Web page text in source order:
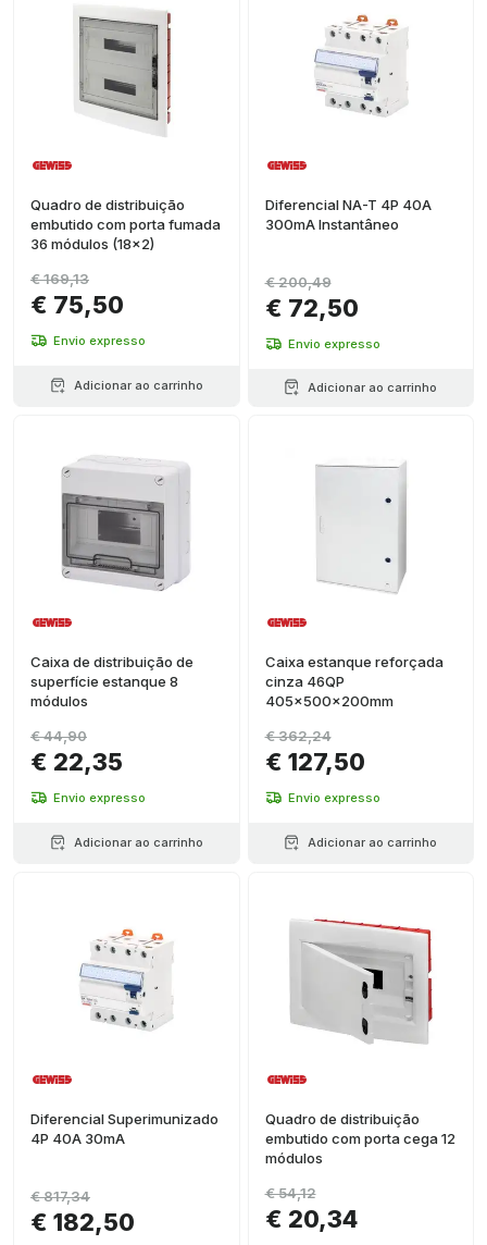
Quadro de distribuição
embutido com porta fumada
36 módulos (18x2)
€ 75,50
€ 169,13
Envio expresso
Adicionar ao carrinho
Diferencial NA-T 4P 40A
300mA Instantâneo
€ 72,50
€ 200,49
Envio expresso
Adicionar ao carrinho
Caixa de distribuição de
superfície estanque 8
módulos
€ 22,35
€ 44,90
Envio expresso
Adicionar ao carrinho
Caixa estanque reforçada
cinza 46QP
405x500x200mm
€ 127,50
€ 362,24
Envio expresso
Adicionar ao carrinho
Diferencial Superimunizado
4P 40A 30mA
€ 182,50
€ 817,34
Quadro de distribuição
embutido com porta cega 12
módulos
€ 20,34
€ 54,12